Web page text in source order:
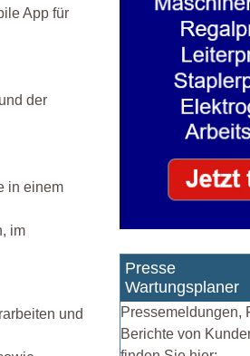
App für
der
in einem
im
und
Presse
Wartungsplaner
Pressemeldungen,
Berichte von